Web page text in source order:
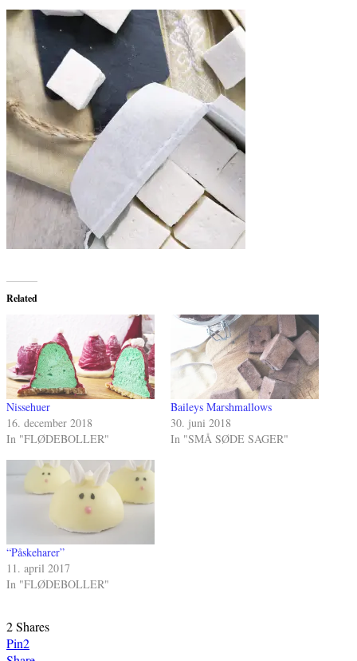
Related
Nissehuer
16. december 2018
In "FLØDEBOLLER"
Baileys Marshmallows
30. juni 2018
In "SMÅ SØDE SAGER"
“Påskeharer”
11. april 2017
In "FLØDEBOLLER"
2Shares
Pin2